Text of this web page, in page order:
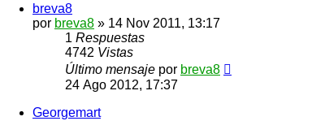
breva8
por breva8 » 14 Nov 2011, 13:17
1 Respuestas
4742 Vistas
Último mensaje por breva8
24 Ago 2012, 17:37
Georgemart